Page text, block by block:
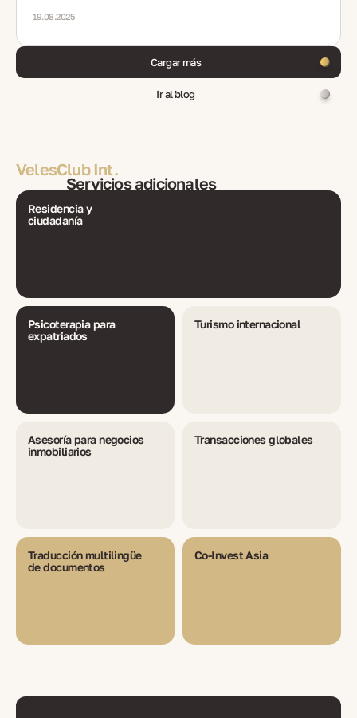
19.08.2025
Cargar más
Ir al blog
VelesClub Int.
Servicios adicionales
Residencia y
ciudadanía
Psicoterapia para
expatriados
Turismo internacional
Asesoría para negocios
inmobiliarios
Transacciones globales
Traducción multilingüe
de documentos
Co-Invest Asia